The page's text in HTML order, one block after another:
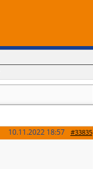
#33835
10.11.2022 18:57